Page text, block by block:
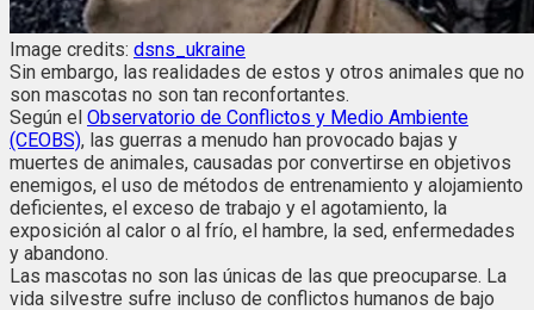
Image credits: dsns_ukraine
Sin embargo, las realidades de estos y otros animales que no
son mascotas no son tan reconfortantes.
Según el Observatorio de Conflictos y Medio Ambiente
(CEOBS), las guerras a menudo han provocado bajas y
muertes de animales, causadas por convertirse en objetivos
enemigos, el uso de métodos de entrenamiento y alojamiento
deficientes, el exceso de trabajo y el agotamiento, la
exposición al calor o al frío, el hambre, la sed, enfermedades
y abandono.
Las mascotas no son las únicas de las que preocuparse. La
vida silvestre sufre incluso de conflictos humanos de bajo